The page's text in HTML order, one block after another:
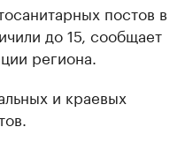
постов в
до 15, сообщает
региона.
и краевых